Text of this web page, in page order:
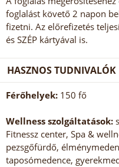
foglalást követő 2 napon
fizetni. Az előrefizetés
és SZÉP kártyával is.
HASZNOS TUDNIVALÓK
Férőhelyek: 150 fő
Wellness szolgáltatások:
Fitnessz center, Spa &
pezsgőfürdő,
taposómedence,